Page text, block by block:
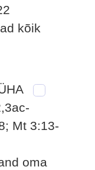
kõik
Mt 3:13-
oma